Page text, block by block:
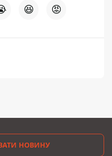
😆 😡
НОВИНУ